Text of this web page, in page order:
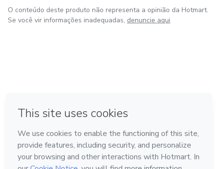
O conteúdo deste produto não representa a opinião da Hotmart.
Se você vir informações inadequadas, denuncie aqui
Feito com ❤ em Bogotá
Conheça a Hotmart